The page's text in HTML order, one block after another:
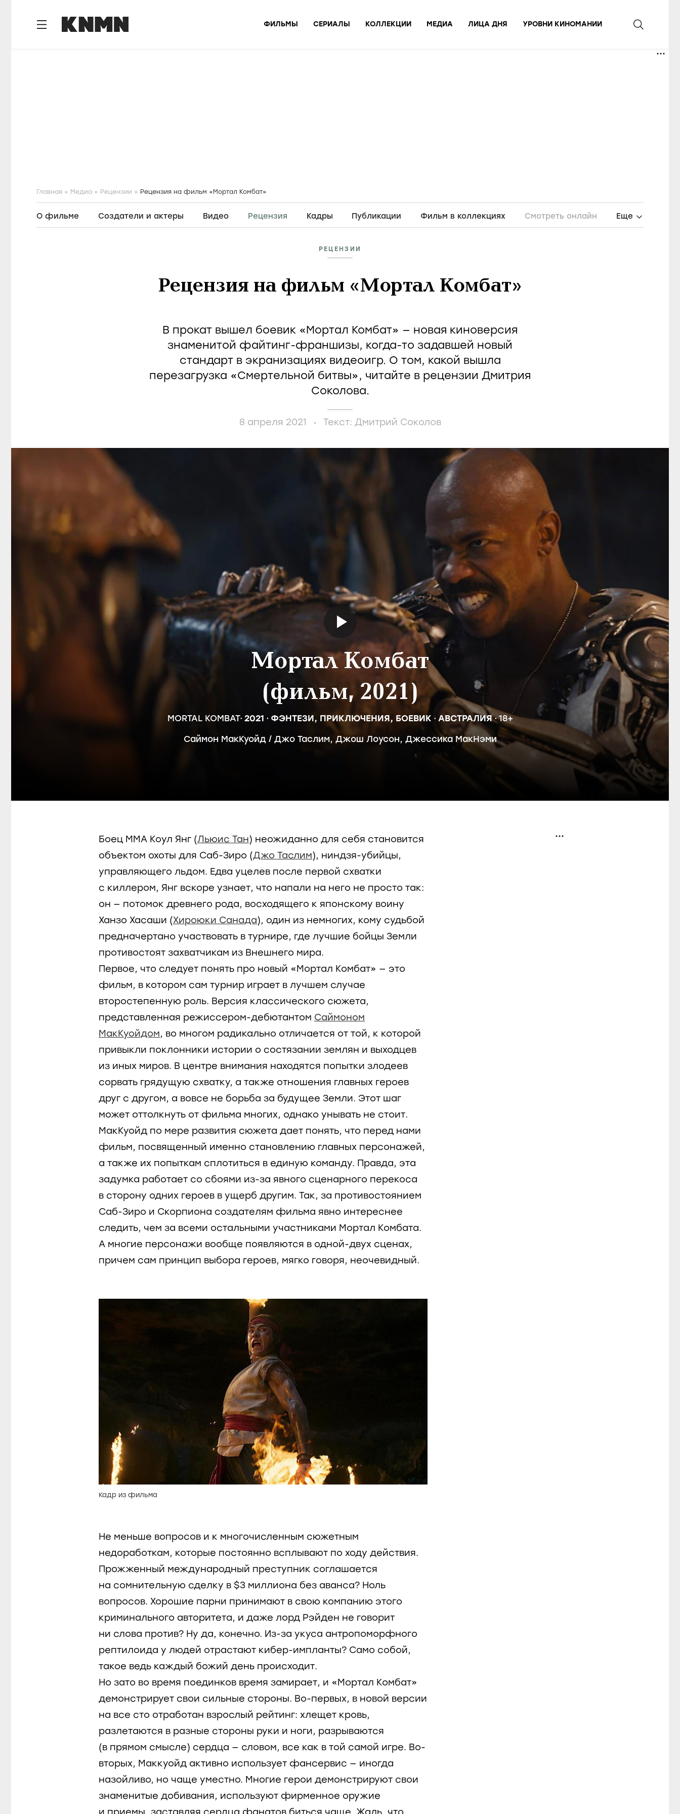
ФИЛЬМЫ СЕРИАЛЫ КОЛЛЕКЦИИ МЕДИА ЛИЦА ДНЯ УРОВНИ КИНОМАНИИ
Главная Медиа Рецензии Рецензия на фильм «Мортал Комбат»
О фильме Создатели и актеры Видео Рецензия Кадры Публикации Фильм в коллекциях Смотреть онлайн Еще
РЕЦЕНЗИИ
Рецензия на фильм «Мортал Комбат»
В прокат вышел боевик «Мортал Комбат» — новая киноверсия
знаменитой файтинг-франшизы, когда-то задавшей новый
стандарт в экранизациях видеоигр. О том, какой вышла
перезагрузка «Смертельной битвы», читайте в рецензии Дмитрия
Соколова.
8 апреля 2021 Текст: Дмитрий Соколов
Мортал Комбат
(фильм, 2021)
MORTAL KOMBAT 2021 ФЭНТЕЗИ, ПРИКЛЮЧЕНИЯ, БОЕВИК АВСТРАЛИЯ 18+
Саймон МакКуойд/ Джо Таслим, Джош Лоусон, Джессика МакНэми
Боец ММА Коул Янг (Льюис Тан) неожиданно для себя становится
объектом охоты для Саб-Зиро (Джо Таслим), ниндзя-убийцы,
управляющего льдом. Едва уцелев после первой схватки
с киллером, Янг вскоре узнает, что напали на него не просто так:
он — потомок древнего рода, восходящего к японскому воину
Ханзо Хасаши (Хироюки Санада), один из немногих, кому судьбой
предначертано участвовать в турнире, где лучшие бойцы Земли
противостоят захватчикам из Внешнего мира.
Первое, что следует понять про новый «Мортал Комбат» — это
фильм, в котором сам турнир играет в лучшем случае
второстепенную роль. Версия классического сюжета,
представленная режиссером-дебютантом Саймоном
МакКуойдом, во многом радикально отличается от той, к которой
привыкли поклонники истории о состязании землян и выходцев
из иных миров. В центре внимания находятся попытки злодеев
сорвать грядущую схватку, а также отношения главных героев
друг с другом, а вовсе не борьба за будущее Земли. Этот шаг
может оттолкнуть от фильма многих, однако унывать не стоит.
МакКуойд по мере развития сюжета дает понять, что перед нами
фильм, посвященный именно становлению главных персонажей,
а также их попыткам сплотиться в единую команду. Правда, эта
задумка работает со сбоями из-за явного сценарного перекоса
в сторону одних героев в ущерб другим. Так, за противостоянием
Саб-Зиро и Скорпиона создателям фильма явно интереснее
следить, чем за всеми остальными участниками Мортал Комбата.
А многие персонажи вообще появляются в одной-двух сценах,
причем сам принцип выбора героев, мягко говоря, неочевидный.
Кадр из фильма
Не меньше вопросов и к многочисленным сюжетным
недоработкам, которые постоянно всплывают по ходу действия.
Прожженный международный преступник соглашается
на сомнительную сделку в $3 миллиона без аванса? Ноль
вопросов. Хорошие парни принимают в свою компанию этого
криминального авторитета, и даже лорд Рэйден не говорит
ни слова против? Ну да, конечно. Из-за укуса антропоморфного
рептилоида у людей отрастают кибер-импланты? Само собой,
такое ведь каждый божий день происходит.
Но зато во время поединков время замирает, и «Мортал Комбат»
демонстрирует свои сильные стороны. Во-первых, в новой версии
на все сто отработан взрослый рейтинг: хлещет кровь,
разлетаются в разные стороны руки и ноги, разрываются
(в прямом смысле) сердца — словом, все как в той самой игре. Во-
вторых, Маккуойд активно использует фансервис — иногда
назойливо, но чаще уместно. Многие герои демонстрируют свои
знаменитые добивания, используют фирменное оружие